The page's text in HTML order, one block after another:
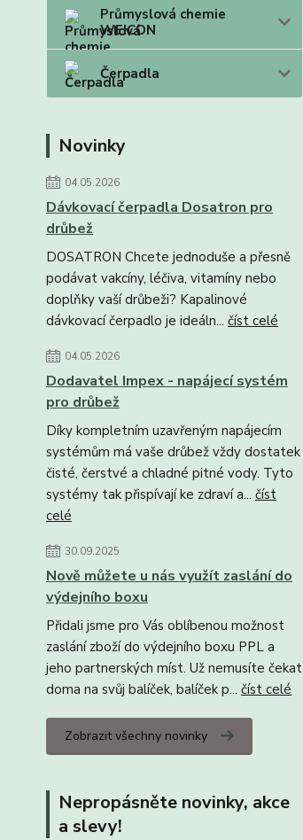
Průmyslová chemie
WEICON
Čerpadla
Novinky
04.05.2026
Dávkovací čerpadla Dosatron pro
drůbež
DOSATRON Chcete jednoduše a přesně
podávat vakcíny, léčiva, vitamíny nebo
doplňky vaší drůbeži? Kapalinové
dávkovací čerpadlo je ideáln... číst celé
04.05.2026
Dodavatel Impex - napájecí systém
pro drůbež
Díky kompletním uzavřeným napájecím
systémům má vaše drůbež vždy dostatek
čisté, čerstvé a chladné pitné vody. Tyto
systémy tak přispívají ke zdraví a... číst
celé
30.09.2025
Nově můžete u nás využít zaslání do
výdejního boxu
Přidali jsme pro Vás oblíbenou možnost
zaslání zboží do výdejního boxu PPL a
jeho partnerských míst. Už nemusíte čekat
doma na svůj balíček, balíček p... číst celé
Zobrazit všechny novinky
Nepropásněte novinky, akce
a slevy!